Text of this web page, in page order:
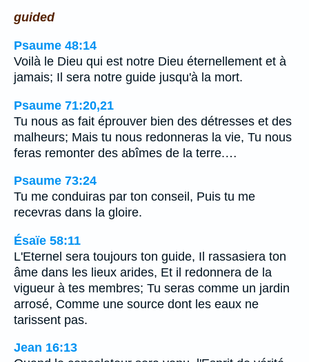
guided
Psaume 48:14
Voilà le Dieu qui est notre Dieu éternellement et à
jamais; Il sera notre guide jusqu'à la mort.
Psaume 71:20,21
Tu nous as fait éprouver bien des détresses et des
malheurs; Mais tu nous redonneras la vie, Tu nous
feras remonter des abîmes de la terre.…
Psaume 73:24
Tu me conduiras par ton conseil, Puis tu me
recevras dans la gloire.
Ésaïe 58:11
L'Eternel sera toujours ton guide, Il rassasiera ton
âme dans les lieux arides, Et il redonnera de la
vigueur à tes membres; Tu seras comme un jardin
arrosé, Comme une source dont les eaux ne
tarissent pas.
Jean 16:13